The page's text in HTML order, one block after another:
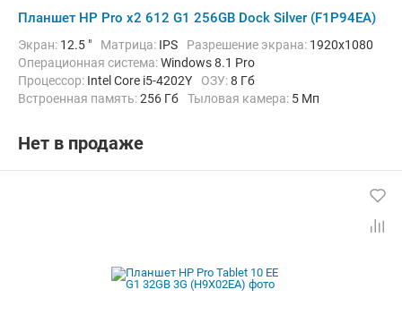
Планшет HP Pro x2 612 G1 256GB Dock Silver (F1P94EA)
Экран: 12.5 " Матрица: IPS Разрешение экрана: 1920x1080
Операционная система:Windows 8.1 Pro
Процессор: Intel Core i5-4202Y ОЗУ:8 Гб
Встроенная память:256 Гб Тыловая камера: 5 Мп
Комплектация:
Нет в продаже